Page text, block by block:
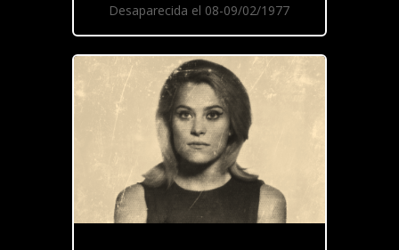
Desaparecida el 08-09/02/1977